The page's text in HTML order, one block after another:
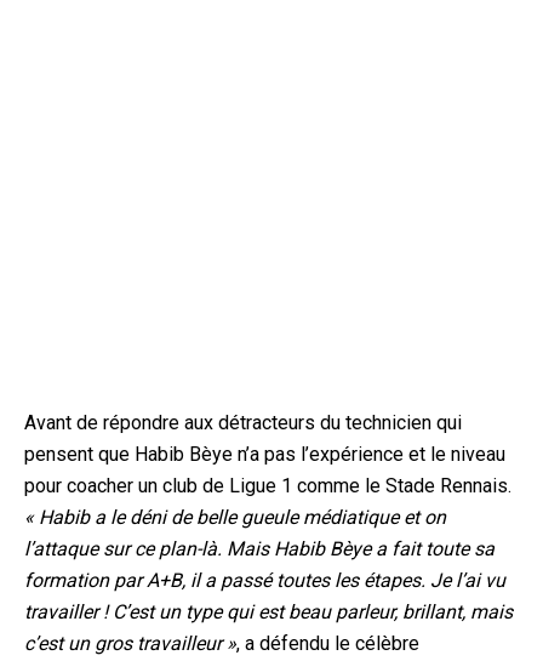
Avant de répondre aux détracteurs du technicien qui
pensent que Habib Bèye n’a pas l’expérience et le niveau
pour coacher un club de Ligue 1 comme le Stade Rennais.
« Habib a le déni de belle gueule médiatique et on
l’attaque sur ce plan-là. Mais Habib Bèye a fait toute sa
formation par A+B, il a passé toutes les étapes. Je l’ai vu
travailler ! C’est un type qui est beau parleur, brillant, mais
c’est un gros travailleur », a défendu le célèbre